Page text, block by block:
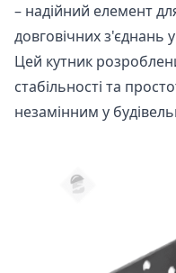
– надійний елемент
довговічних з'єднань
Цей кутник
стабільності та
незамінним у